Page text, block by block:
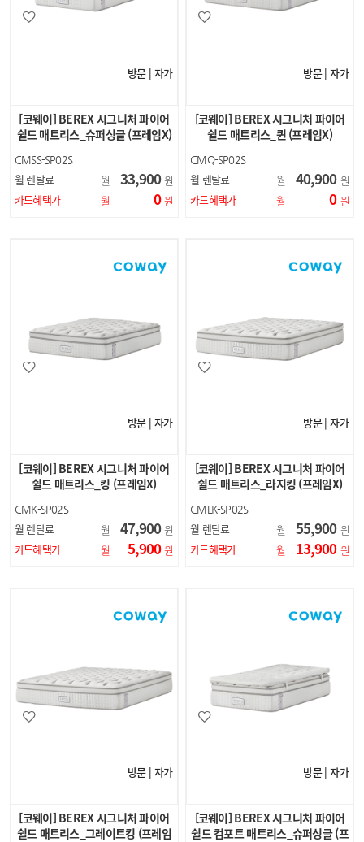
방문 | 자가
[코웨이] BEREX 시그니처 파이어
쉴드 매트리스_슈퍼싱글 (프레임X)
CMSS-SP02S
월 렌탈료 월 33,900 원
카드혜택가
월 0 원
방문 | 자가
[코웨이] BEREX 시그니처 파이어
쉴드 매트리스_퀸 (프레임X)
CMQ-SP02S
월 렌탈료 월 40,900 원
카드혜택가
월 0 원
방문 | 자가
[코웨이] BEREX 시그니처 파이어
쉴드 매트리스_킹 (프레임X)
CMK-SP02S
월 렌탈료 월 47,900 원
카드혜택가
월 5,900 원
방문 | 자가
[코웨이] BEREX 시그니처 파이어
쉴드 매트리스_라지킹 (프레임X)
CMLK-SP02S
월 렌탈료 월 55,900 원
카드혜택가
월 13,900 원
방문 | 자가
[코웨이] BEREX 시그니처 파이어
쉴드 매트리스_그레이트킹 (프레임
방문 | 자가
[코웨이] BEREX 시그니처 파이어
쉴드 컴포트 매트리스_슈퍼싱글 (프